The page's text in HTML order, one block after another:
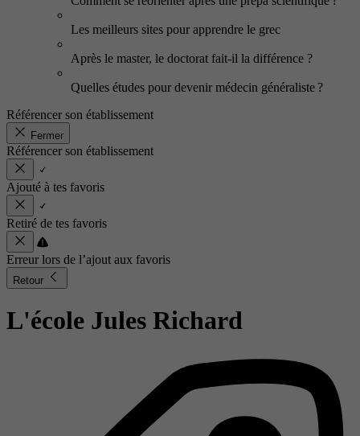
Les meilleurs sites pour apprendre le grec
Après le master, le doctorat fait-il la différence ?
Quelles études pour devenir médecin généraliste ?
Référencer son établissement
Fermer
Référencer son établissement
Ajouté à tes favoris
Retiré de tes favoris
Erreur lors de l’ajout aux favoris
Retour
L'école Jules Richard